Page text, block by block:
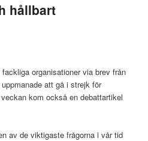
hållbart
organisationer via brev från
att gå i strejk för
kom också en debattartikel
av de viktigaste frågorna i vår tid